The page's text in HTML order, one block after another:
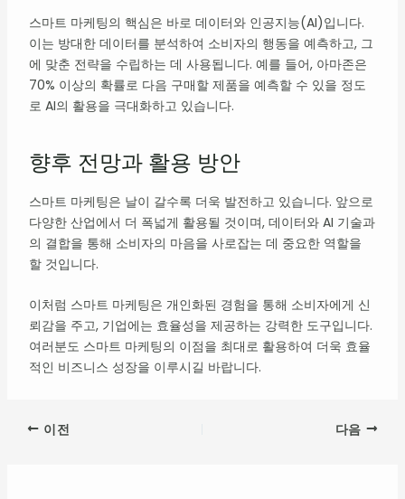
스마트 마케팅의 핵심은 바로 데이터와 인공지능(AI)입니다.
이는 방대한 데이터를 분석하여 소비자의 행동을 예측하고, 그
에 맞춘 전략을 수립하는 데 사용됩니다. 예를 들어, 아마존은
70% 이상의 확률로 다음 구매할 제품을 예측할 수 있을 정도
로 AI의 활용을 극대화하고 있습니다.
향후 전망과 활용 방안
스마트 마케팅은 날이 갈수록 더욱 발전하고 있습니다. 앞으로
다양한 산업에서 더 폭넓게 활용될 것이며, 데이터와 AI 기술과
의 결합을 통해 소비자의 마음을 사로잡는 데 중요한 역할을
할 것입니다.
이처럼 스마트 마케팅은 개인화된 경험을 통해 소비자에게 신
뢰감을 주고, 기업에는 효율성을 제공하는 강력한 도구입니다.
여러분도 스마트 마케팅의 이점을 최대로 활용하여 더욱 효율
적인 비즈니스 성장을 이루시길 바랍니다.
이전 다음